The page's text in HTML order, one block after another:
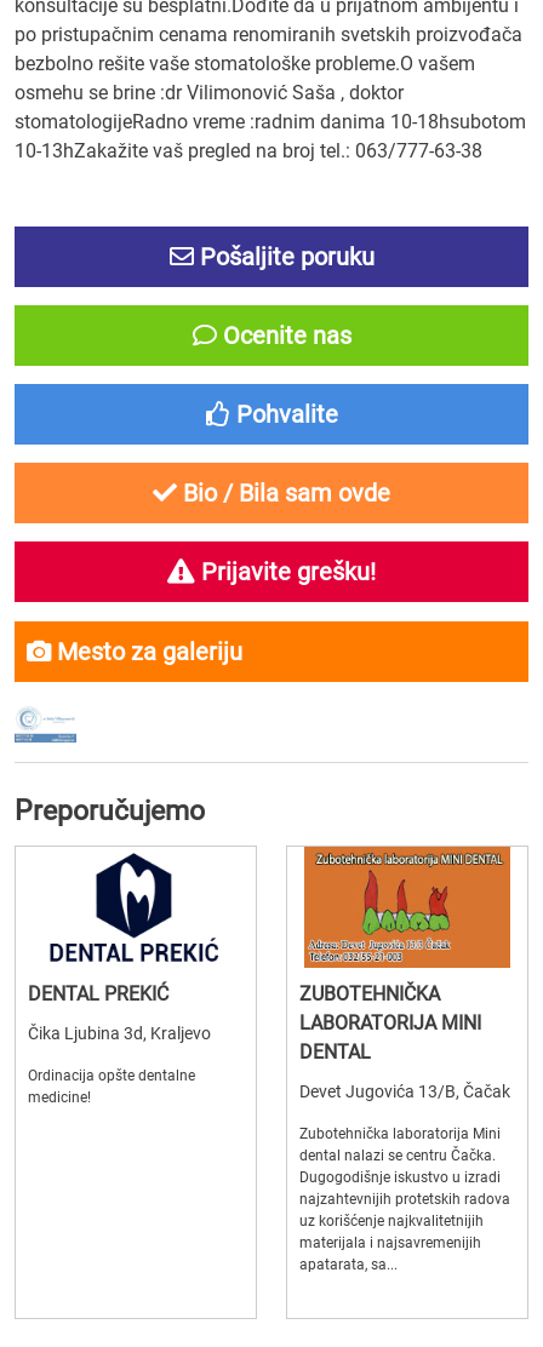
konsultacije su besplatni.Dođite da u prijatnom ambijentu i
po pristupačnim cenama renomiranih svetskih proizvođača
bezbolno rešite vaše stomatološke probleme.O vašem
osmehu se brine :dr Vilimonović Saša , doktor
stomatologijeRadno vreme :radnim danima 10-18hsubotom
10-13hZakažite vaš pregled na broj tel.: 063/777-63-38
Pošaljite poruku
Ocenite nas
Pohvalite
Bio / Bila sam ovde
Prijavite grešku!
Mesto za galeriju
Preporučujemo
DENTAL PREKIĆ
Čika Ljubina 3d, Kraljevo
Ordinacija opšte dentalne
medicine!
ZUBOTEHNIČKA
LABORATORIJA MINI
DENTAL
Devet Jugovića 13/B, Čačak
Zubotehnička laboratorija Mini
dental nalazi se centru Čačka.
Dugogodišnje iskustvo u izradi
najzahtevnijih protetskih radova
uz korišćenje najkvalitetnijih
materijala i najsavremenijih
apatarata, sa...